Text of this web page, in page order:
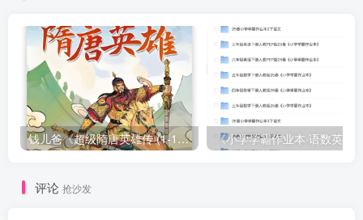
钱儿爸《超级隋唐英雄传 (1-10季) +超级隋唐英雄后传 (1-4季）
评论 抢沙发